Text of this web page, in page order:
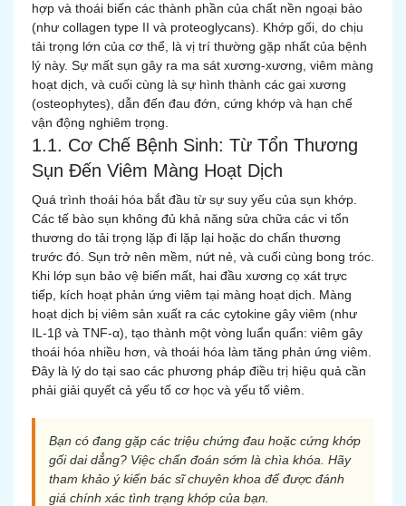
hợp và thoái biến các thành phần của chất nền ngoại bào
(như collagen type II và proteoglycans). Khớp gối, do chịu
tải trọng lớn của cơ thể, là vị trí thường gặp nhất của bệnh
lý này. Sự mất sụn gây ra ma sát xương-xương, viêm màng
hoạt dịch, và cuối cùng là sự hình thành các gai xương
(osteophytes), dẫn đến đau đớn, cứng khớp và hạn chế
vận động nghiêm trọng.
1.1. Cơ Chế Bệnh Sinh: Từ Tổn Thương
Sụn Đến Viêm Màng Hoạt Dịch
Quá trình thoái hóa bắt đầu từ sự suy yếu của sụn khớp.
Các tế bào sụn không đủ khả năng sửa chữa các vi tổn
thương do tải trọng lặp đi lặp lại hoặc do chấn thương
trước đó. Sụn trở nên mềm, nứt nẻ, và cuối cùng bong tróc.
Khi lớp sụn bảo vệ biến mất, hai đầu xương cọ xát trực
tiếp, kích hoạt phản ứng viêm tại màng hoạt dịch. Màng
hoạt dịch bị viêm sản xuất ra các cytokine gây viêm (như
IL-1β và TNF-α), tạo thành một vòng luẩn quẩn: viêm gây
thoái hóa nhiều hơn, và thoái hóa làm tăng phản ứng viêm.
Đây là lý do tại sao các phương pháp điều trị hiệu quả cần
phải giải quyết cả yếu tố cơ học và yếu tố viêm.
Bạn có đang gặp các triệu chứng đau hoặc cứng khớp
gối dai dẳng? Việc chẩn đoán sớm là chìa khóa. Hãy
tham khảo ý kiến bác sĩ chuyên khoa để được đánh
giá chính xác tình trạng khớp của bạn.